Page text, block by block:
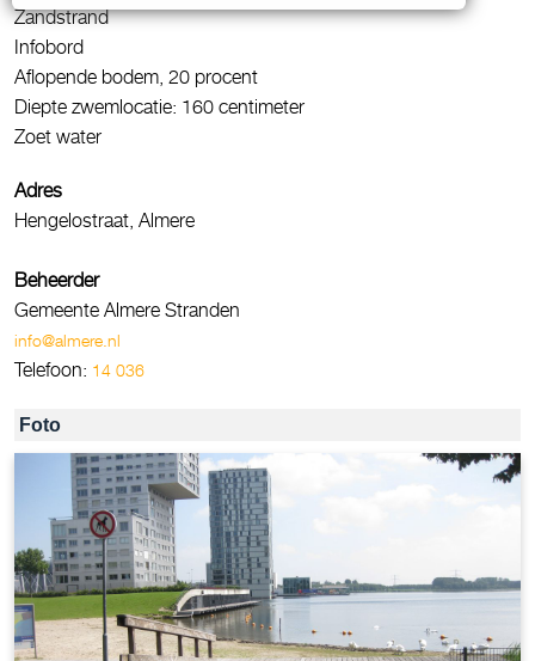
Zandstrand
Infobord
Aflopende bodem, 20 procent
Diepte zwemlocatie: 160 centimeter
Zoet water
Adres
Hengelostraat, Almere
Beheerder
Gemeente Almere Stranden
info@almere.nl
Telefoon: 14 036
Foto